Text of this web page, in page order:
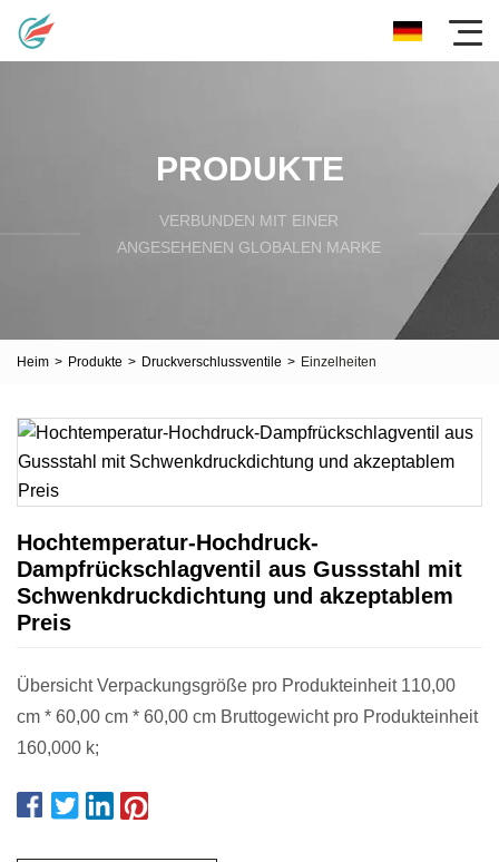
PRODUKTE
VERBUNDEN MIT EINER
ANGESEHENEN GLOBALEN MARKE
Heim > Produkte > Druckverschlussventile > Einzelheiten
Hochtemperatur-Hochdruck-
Dampfrückschlagventil aus Gussstahl mit
Schwenkdruckdichtung und akzeptablem
Preis
Übersicht Verpackungsgröße pro Produkteinheit 110,00
cm * 60,00 cm * 60,00 cm Bruttogewicht pro Produkteinheit
160,000 k;